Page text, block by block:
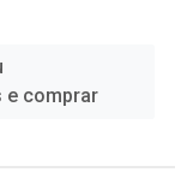
e comprar